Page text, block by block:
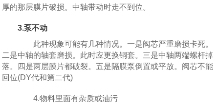
厚的那层膜片破损。中轴带动时走不到位。
3.泵不动
此种现象可能有几种情况。一是阀芯严重磨损卡死。
二是中轴的轴套磨损。此时应更换铜套。三是中轴两端螺杆掉
落。四是两层膜片都破裂。五是隔膜泵倒置或平放。阀芯不能
回位(DY代和第二代)
4.物料里面有杂质或油污